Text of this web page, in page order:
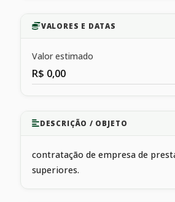
VALORES E DATAS
Valor estimado
R$ 0,00
DESCRIÇÃO / OBJETO
contratação de empresa de
superiores.